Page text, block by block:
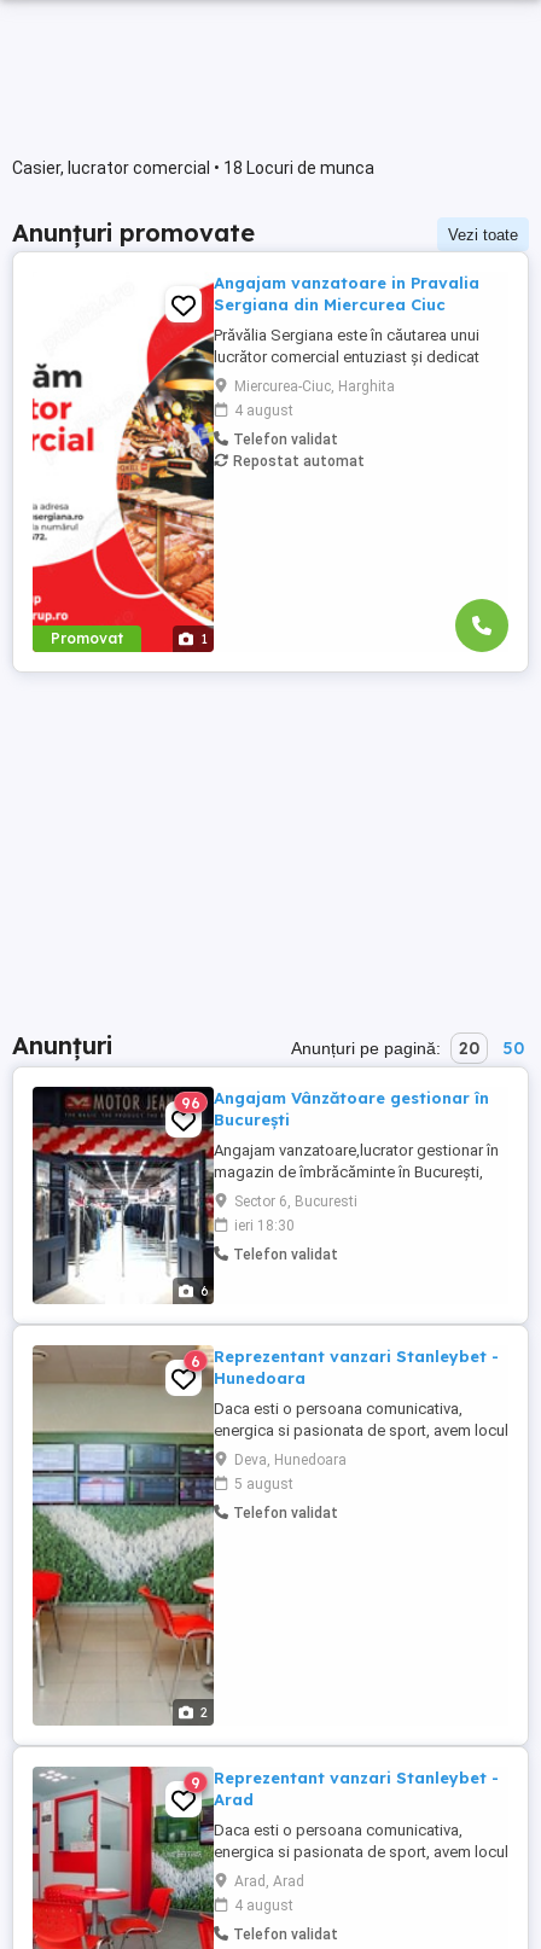
Casier, lucrator comercial • 18 Locuri de munca
Anunțuri promovate Vezi toate
Promovat 1
Angajam vanzatoare in Pravalia
Sergiana din Miercurea Ciuc
Prăvălia Sergiana este în căutarea unui
lucrător comercial entuziast și dedicat
pentru a se alătura echipei noastre din:
Pravalia Sergiana din incinta Kaufland
Miercurea Ciuc Dacă sunteți o persoană
dinamică, cu abilități excelente de
comunicare și un interes pentru industria
Miercurea-Ciuc, Harghita
4 august
Telefon validat
Repostat automat
Anunțuri Anunțuri pe pagină: 20 50
6
96
Angajam Vânzătoare gestionar în
București
Angajam vanzatoare,lucrator gestionar în
magazin de îmbrăcăminte în București,
Fashion House Outlet Militari.
Responsabilitati: Primirea recepția
marfurilor,,distribuirea armonioasa in
magazin,intocmire avize,efectuare
încasarea ...
Sector 6, Bucuresti
ieri 18:30
Telefon validat
2
6
Reprezentant vanzari Stanleybet -
Hunedoara
Daca esti o persoana comunicativa,
energica si pasionata de sport, avem locul
perfect pentru tine in echipa noastra.
Cautam un Reprezentant Vanzari care sa
aduca entuziasm, profesionalism si un
plus de energie in agentia noastra de
Deva, Hunedoara
5 august
Telefon validat
9
Reprezentant vanzari Stanleybet -
Arad
Daca esti o persoana comunicativa,
energica si pasionata de sport, avem locul
perfect pentru tine in echipa noastra.
Cautam un Reprezentant Vanzari care sa
aduca entuziasm, profesionalism si un
plus de energie in agentia noastra de
Arad, Arad
4 august
Telefon validat